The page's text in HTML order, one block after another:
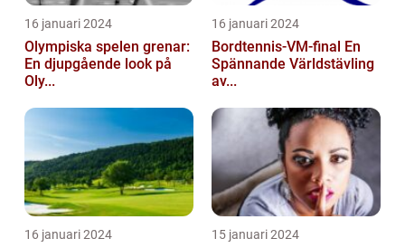
16 januari 2024
Olympiska spelen grenar:
En djupgående look på
Oly...
16 januari 2024
Bordtennis-VM-final En
Spännande Världstävling
av...
16 januari 2024 15 januari 2024